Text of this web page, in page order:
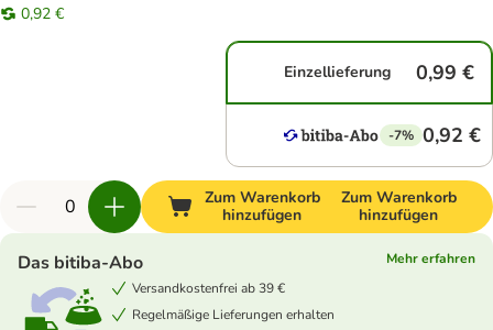
0,92 €
Einzellieferung 0,99 €
-7% 0,92 €
Zum Warenkorb
hinzufügen
Zum Warenkorb
hinzufügen
Das bitiba-Abo
Mehr erfahren
Versandkostenfrei ab 39 €
Regelmäßige Lieferungen erhalten